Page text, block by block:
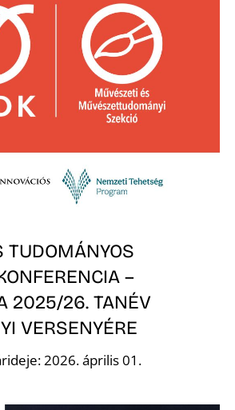
TUDOMÁNYOS
–
2025/26. TANÉV
VERSENYÉRE
2026. április 01.